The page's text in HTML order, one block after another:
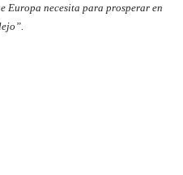
necesita para prosperar en